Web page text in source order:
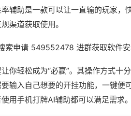
辅助是一款可以让一直输的玩家，
渠道获取使用。
索申请 549552478 进群获取软件
你轻松成为“必赢”。其操作方式十
输入自己想要的开挂功能，一键便
用手机打牌AI辅助都可以满足需求。